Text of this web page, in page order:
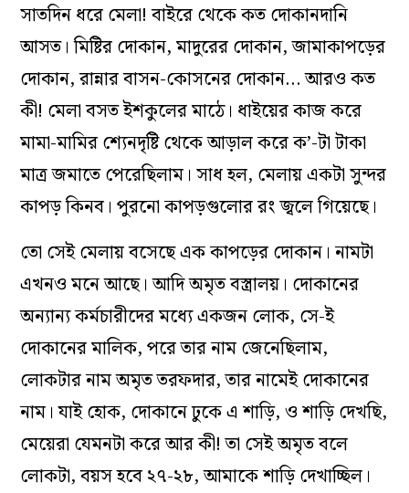
সাতদিন ধরে মেলা! বাইরে থেকে কত দোকানদানি
আসত। মিষ্টির দোকান, মাদুরের দোকান, জামাকাপড়ের
দোকান, রান্নার বাসন-কোসনের দোকান… আরও কত
কী! মেলা বসত ইশকুলের মাঠে। ধাইয়ের কাজ করে
মামা-মামির শ্যেনদৃষ্টি থেকে আড়াল করে ক’-টা টাকা
মাত্র জমাতে পেরেছিলাম। সাধ হল, মেলায় একটা সুন্দর
কাপড় কিনব। পুরনো কাপড়গুলোর রং জ্বলে গিয়েছে।
তো সেই মেলায় বসেছে এক কাপড়ের দোকান। নামটা
এখনও মনে আছে। আদি অমৃত বস্ত্রালয়। দোকানের
অন্যান্য কর্মচারীদের মধ্যে একজন লোক, সে-ই
দোকানের মালিক, পরে তার নাম জেনেছিলাম,
লোকটার নাম অমৃত তরফদার, তার নামেই দোকানের
নাম। যাই হোক, দোকানে ঢুকে এ শাড়ি, ও শাড়ি দেখছি,
মেয়েরা যেমনটা করে আর কী! তা সেই অমৃত বলে
লোকটা, বয়স হবে ২৭-২৮, আমাকে শাড়ি দেখাচ্ছিল।